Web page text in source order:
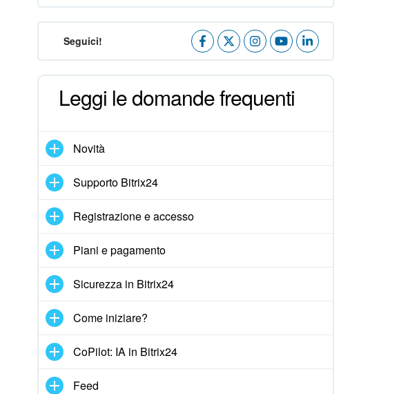
Seguici!
Leggi le domande frequenti
Novità
Supporto Bitrix24
Registrazione e accesso
Piani e pagamento
Sicurezza in Bitrix24
Come iniziare?
CoPilot: IA in Bitrix24
Feed